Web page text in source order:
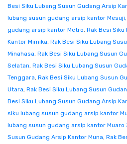
Besi Siku Lubang Susun Gudang Arsip
lubang susun gudang arsip kantor Mesuji,
gudang arsip kantor Metro, Rak Besi
Kantor Mimika, Rak Besi Siku Lubang
Minahasa, Rak Besi Siku Lubang Susun
Selatan, Rak Besi Siku Lubang Susun
Tenggara, Rak Besi Siku Lubang Susun
Utara, Rak Besi Siku Lubang Susun
Besi Siku Lubang Susun Gudang Arsip
siku lubang susun gudang arsip kantor
lubang susun gudang arsip kantor Muaro
Susun Gudang Arsip Kantor Muna, Rak